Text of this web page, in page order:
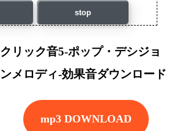
stop
クリック音5-ポップ・デシジョ
ンメロディ-効果音ダウンロード
mp3 DOWNLOAD